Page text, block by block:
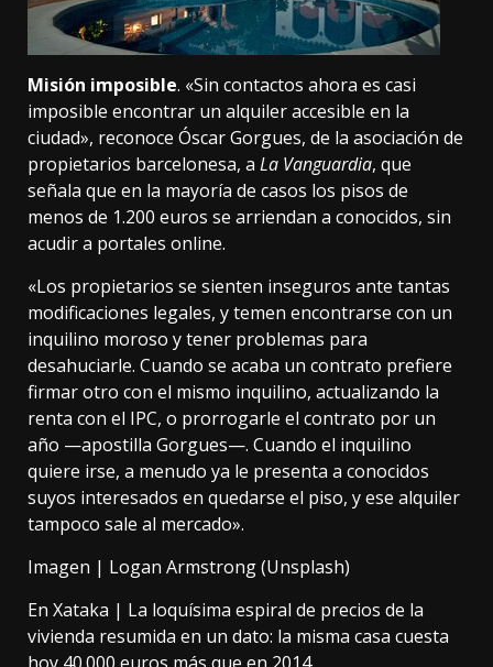
Misión imposible. «Sin contactos ahora es casi
imposible encontrar un alquiler accesible en la
ciudad», reconoce Óscar Gorgues, de la asociación de
propietarios barcelonesa, a La Vanguardia, que
señala que en la mayoría de casos los pisos de
menos de 1.200 euros se arriendan a conocidos, sin
acudir a portales online.
«Los propietarios se sienten inseguros ante tantas
modificaciones legales, y temen encontrarse con un
inquilino moroso y tener problemas para
desahuciarle. Cuando se acaba un contrato prefiere
firmar otro con el mismo inquilino, actualizando la
renta con el IPC, o prorrogarle el contrato por un
año —apostilla Gorgues—. Cuando el inquilino
quiere irse, a menudo ya le presenta a conocidos
suyos interesados ​​en quedarse el piso, y ese alquiler
tampoco sale al mercado».
Imagen | Logan Armstrong (Unsplash)
En Xataka | La loquísima espiral de precios de la
vivienda resumida en un dato: la misma casa cuesta